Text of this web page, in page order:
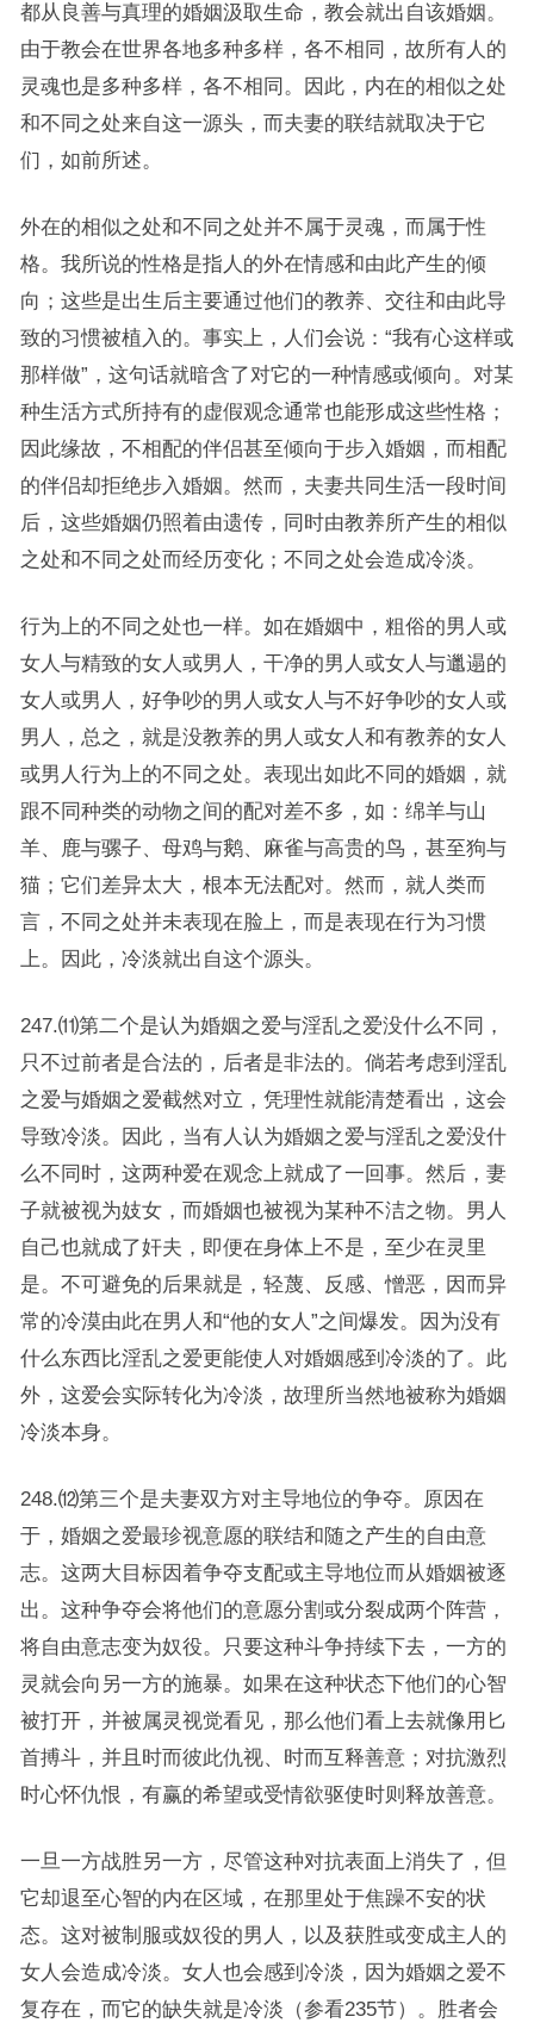
都从良善与真理的婚姻汲取生命，教会就出自该婚姻。
由于教会在世界各地多种多样，各不相同，故所有人的
灵魂也是多种多样，各不相同。因此，内在的相似之处
和不同之处来自这一源头，而夫妻的联结就取决于它
们，如前所述。
外在的相似之处和不同之处并不属于灵魂，而属于性
格。我所说的性格是指人的外在情感和由此产生的倾
向；这些是出生后主要通过他们的教养、交往和由此导
致的习惯被植入的。事实上，人们会说：“我有心这样或
那样做”，这句话就暗含了对它的一种情感或倾向。对某
种生活方式所持有的虚假观念通常也能形成这些性格；
因此缘故，不相配的伴侣甚至倾向于步入婚姻，而相配
的伴侣却拒绝步入婚姻。然而，夫妻共同生活一段时间
后，这些婚姻仍照着由遗传，同时由教养所产生的相似
之处和不同之处而经历变化；不同之处会造成冷淡。
行为上的不同之处也一样。如在婚姻中，粗俗的男人或
女人与精致的女人或男人，干净的男人或女人与邋遢的
女人或男人，好争吵的男人或女人与不好争吵的女人或
男人，总之，就是没教养的男人或女人和有教养的女人
或男人行为上的不同之处。表现出如此不同的婚姻，就
跟不同种类的动物之间的配对差不多，如：绵羊与山
羊、鹿与骡子、母鸡与鹅、麻雀与高贵的鸟，甚至狗与
猫；它们差异太大，根本无法配对。然而，就人类而
言，不同之处并未表现在脸上，而是表现在行为习惯
上。因此，冷淡就出自这个源头。
247.⑾第二个是认为婚姻之爱与淫乱之爱没什么不同，
只不过前者是合法的，后者是非法的。倘若考虑到淫乱
之爱与婚姻之爱截然对立，凭理性就能清楚看出，这会
导致冷淡。因此，当有人认为婚姻之爱与淫乱之爱没什
么不同时，这两种爱在观念上就成了一回事。然后，妻
子就被视为妓女，而婚姻也被视为某种不洁之物。男人
自己也就成了奸夫，即便在身体上不是，至少在灵里
是。不可避免的后果就是，轻蔑、反感、憎恶，因而异
常的冷漠由此在男人和“他的女人”之间爆发。因为没有
什么东西比淫乱之爱更能使人对婚姻感到冷淡的了。此
外，这爱会实际转化为冷淡，故理所当然地被称为婚姻
冷淡本身。
248.⑿第三个是夫妻双方对主导地位的争夺。原因在
于，婚姻之爱最珍视意愿的联结和随之产生的自由意
志。这两大目标因着争夺支配或主导地位而从婚姻被逐
出。这种争夺会将他们的意愿分割或分裂成两个阵营，
将自由意志变为奴役。只要这种斗争持续下去，一方的
灵就会向另一方的施暴。如果在这种状态下他们的心智
被打开，并被属灵视觉看见，那么他们看上去就像用匕
首搏斗，并且时而彼此仇视、时而互释善意；对抗激烈
时心怀仇恨，有赢的希望或受情欲驱使时则释放善意。
一旦一方战胜另一方，尽管这种对抗表面上消失了，但
它却退至心智的内在区域，在那里处于焦躁不安的状
态。这对被制服或奴役的男人，以及获胜或变成主人的
女人会造成冷淡。女人也会感到冷淡，因为婚姻之爱不
复存在，而它的缺失就是冷淡（参看235节）。胜者会